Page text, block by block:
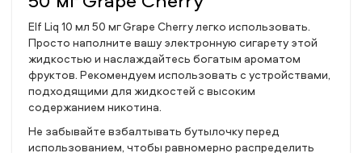
Elf Liq 10 мл 50 мг Grape Cherry легко использовать.
Просто наполните вашу электронную сигарету этой
жидкостью и наслаждайтесь богатым ароматом
фруктов. Рекомендуем использовать с устройствами,
подходящими для жидкостей с высоким
содержанием никотина.
Не забывайте взбалтывать бутылочку перед
использованием, чтобы равномерно распределить